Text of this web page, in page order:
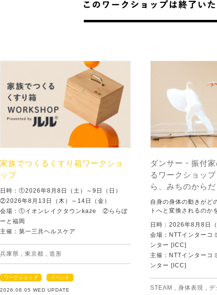
家族でつくるくすり箱ワークショ
ップ
日時：①2026年8月8日（土）～9日（日）
②2026年8月13日（木）～14日（金）
会場：①イオンレイクタウンkaze ②ららぽ
ーと福岡
主催：第一三共ヘルスケア
兵庫県 , 東京都 , 造形
ワークショップ イベント
2026.08.05 WED UPDATE
ダンサー・振付
るワークショッ
ら、みちのから
自身の身体の動きがど
トへと変換されるのか
日時：2026年8月8日
会場：NTTインターコ
ンター [ICC]
主催：NTTインターコ
ンター [ICC]
STEAM , 身体表現 , デ